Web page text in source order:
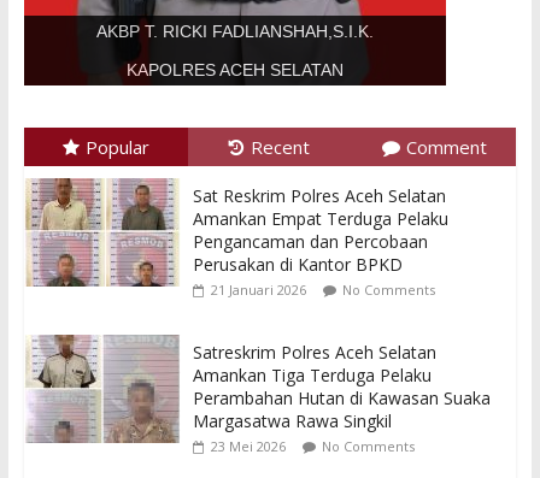
AKBP T. RICKI FADLIANSHAH,S.I.K.
KAPOLRES ACEH SELATAN
Popular Recent Comment
Sat Reskrim Polres Aceh Selatan
Amankan Empat Terduga Pelaku
Pengancaman dan Percobaan
Perusakan di Kantor BPKD
21 Januari 2026 No Comments
Satreskrim Polres Aceh Selatan
Amankan Tiga Terduga Pelaku
Perambahan Hutan di Kawasan Suaka
Margasatwa Rawa Singkil
23 Mei 2026 No Comments